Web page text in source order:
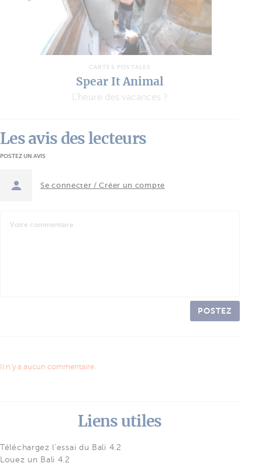
CARTES POSTALES
Spear It Animal
L’heure des vacances ?
Les avis des lecteurs
POSTEZ UN AVIS
Se connecter / Créer un compte
POSTEZ
Il n'y a aucun commentaire.
Liens utiles
Téléchargez l'essai du Bali 4.2
Louez un Bali 4.2